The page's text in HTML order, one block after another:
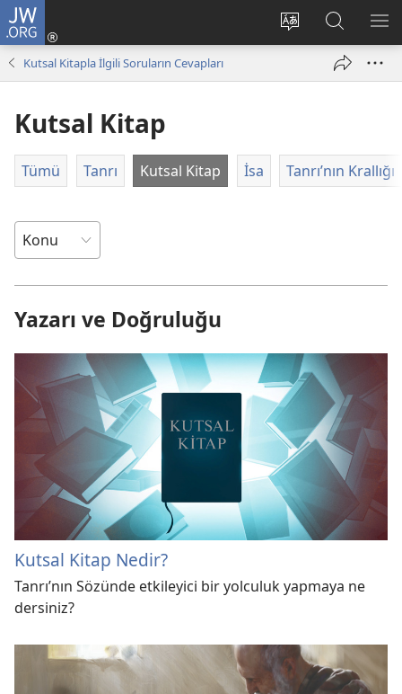
JW.ORG
Site
değiştir
Oturum
Aç
Sitede
Ara
Kutsal Kitapla İlgili Soruların Cevapları
Kutsal Kitap
Tümü Tanrı Kutsal Kitap İsa Tanrı’nın Krallığı
Yazarı ve Doğruluğu
Kutsal Kitap Nedir?
Tanrı’nın Sözünde etkileyici bir yolculuk yapmaya ne
dersiniz?